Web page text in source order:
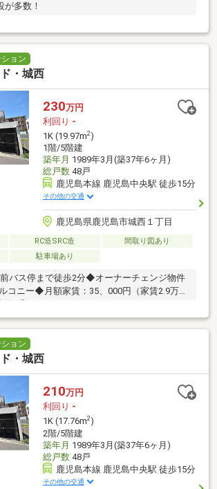
が多数！
ョン
・城西
230万円
利回り -
1K (19.97m2)
1階/5階建
築年月 1989年3月(築37年6ヶ月)
総戸数48戸
鹿児島本線 鹿児島中央駅 徒歩15分
その他の交通
鹿児島県鹿児島市城西１丁目
RC造SRC造
間取り図あり
駐車場あり
バス停まで徒歩2分◆オーナーチェンジ物件
ニー◆月額家賃：35、000円（家賃2.9万円
ョン
・城西
210万円
利回り -
1K (17.76m2)
2階/5階建
築年月 1989年3月(築37年6ヶ月)
総戸数48戸
鹿児島本線 鹿児島中央駅 徒歩15分
その他の交通